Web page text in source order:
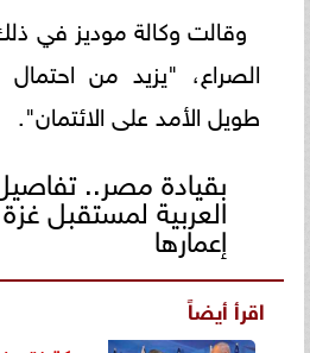
وقالت وكالة موديز في
الصراع، "يزيد من
طويل الأمد على الائتمان".
بقيادة مصر..
العربية لمستقبل
إعمارها
اقرأ أيضاً